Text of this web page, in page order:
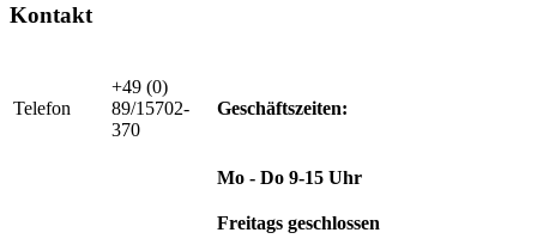
Kontakt
Telefon
+49 (0)
89/15702-
370
Geschäftszeiten:
Mo - Do 9-15 Uhr
Freitags geschlossen